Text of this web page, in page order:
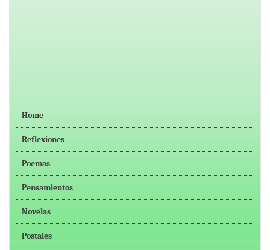
Home
Reflexiones
Poemas
Pensamientos
Novelas
Postales